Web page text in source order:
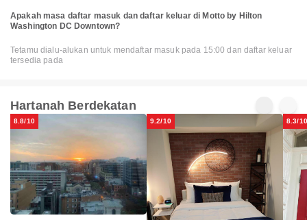
Apakah masa daftar masuk dan daftar keluar di Motto by Hilton
Washington DC Downtown?
Tetamu dialu-alukan untuk mendaftar masuk pada 15:00 dan daftar keluar
tersedia pada
Hartanah Berdekatan
8.8/10 9.2/10 8.3/10